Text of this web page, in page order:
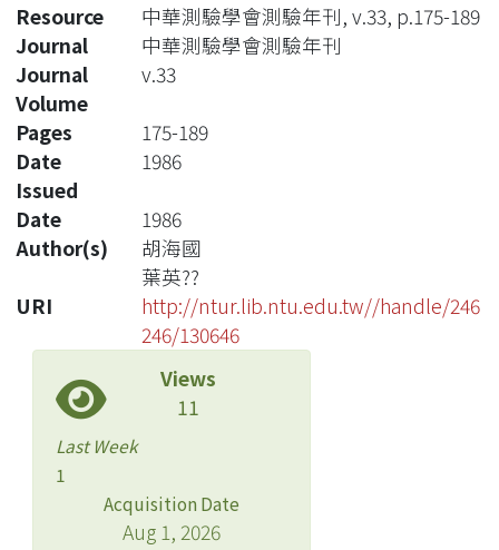
Resource
中華測驗學會測驗年刊, v.33, p.175-189
Journal
中華測驗學會測驗年刊
Journal
Volume
v.33
Pages
175-189
Date
Issued
1986
Date
1986
Author(s)
胡海國
葉英??
URI
http://ntur.lib.ntu.edu.tw//handle/246
246/130646
Views
11
Last Week
1
Acquisition Date
Aug 1, 2026